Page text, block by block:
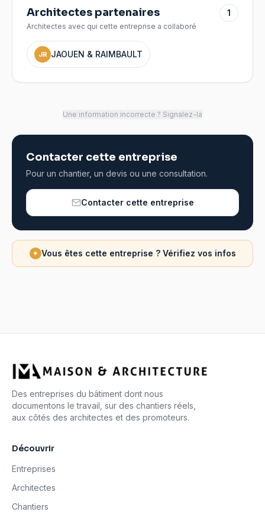
Architectes partenaires
Architectes avec qui cette entreprise a collaboré
1
JR JAOUEN & RAIMBAULT
Une information incorrecte ? Signalez-la
Contacter cette entreprise
Pour un chantier, un devis ou une consultation.
Contacter cette entreprise
✦ Vous êtes cette entreprise ? Vérifiez vos infos
Des entreprises du bâtiment dont nous
documentons le travail, sur des chantiers réels,
aux côtés des architectes et des promoteurs.
Découvrir
Entreprises
Architectes
Chantiers